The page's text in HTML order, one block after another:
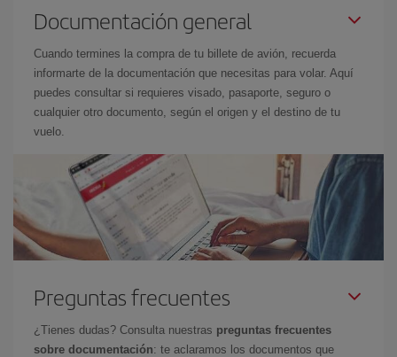
Documentación general
Cuando termines la compra de tu billete de avión, recuerda
informarte de la documentación que necesitas para volar. Aquí
puedes consultar si requieres visado, pasaporte, seguro o
cualquier otro documento, según el origen y el destino de tu
vuelo.
Preguntas frecuentes
¿Tienes dudas? Consulta nuestras preguntas frecuentes
sobre documentación: te aclaramos los documentos que